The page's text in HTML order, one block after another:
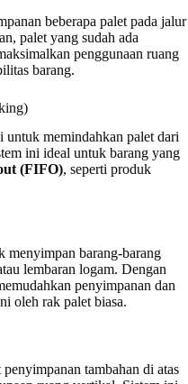
beberapa palet pada jalur
palet yang sudah ada
penggunaan ruang
barang.
memindahkan palet dari
ini ideal untuk barang yang
(FIFO), seperti produk
menyimpan barang-barang
lembaran logam. Dengan
penyimpanan dan
oleh rak palet biasa.
tambahan di atas